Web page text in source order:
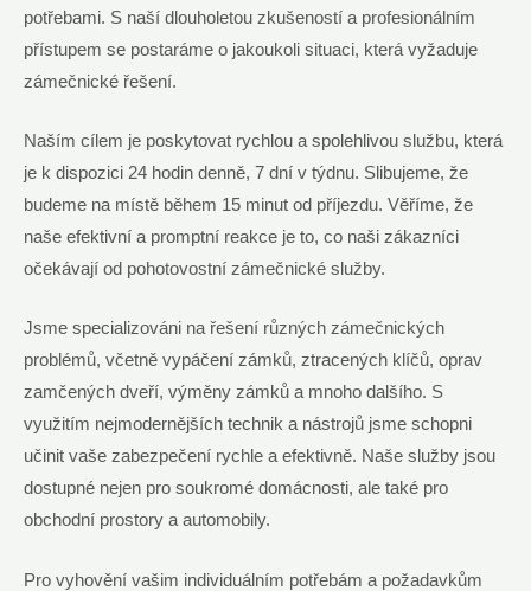
potřebami. S naší dlouholetou zkušeností a profesionálním
přístupem se postaráme o jakoukoli situaci, která vyžaduje
zámečnické řešení.
Naším cílem je poskytovat rychlou a spolehlivou službu, která
je k dispozici 24 hodin denně, 7 dní v týdnu. Slibujeme, že
budeme na místě během 15 minut od příjezdu. Věříme, že
naše efektivní a promptní reakce je to, co naši zákazníci
očekávají od pohotovostní zámečnické služby.
Jsme specializováni na řešení různých zámečnických
problémů, včetně vypáčení zámků, ztracených klíčů, oprav
zamčených dveří, výměny zámků a mnoho dalšího. S
využitím nejmodernějších technik a nástrojů jsme schopni
učinit vaše zabezpečení rychle a efektivně. Naše služby jsou
dostupné nejen pro soukromé domácnosti, ale také pro
obchodní prostory a automobily.
Pro vyhovění vašim individuálním potřebám a požadavkům